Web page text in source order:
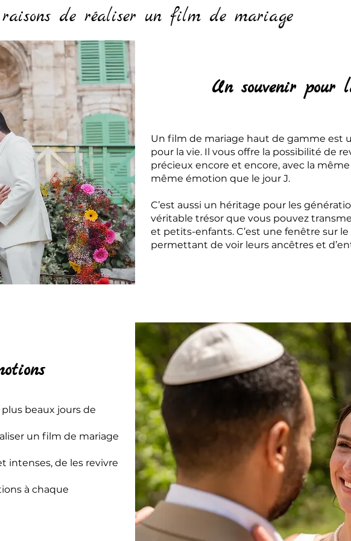
de réaliser un film de mariage
Un souvenir pour
Un film de mariage haut de gamme est
pour la vie. Il vous offre la possibilité de
précieux encore et encore, avec la
même émotion que le jour J.
C’est aussi un héritage pour les
véritable trésor que vous pouvez
et petits-enfants. C’est une fenêtre sur le
permettant de voir leurs ancêtres et
beaux jours de
un film de mariage
intenses, de les revivre
à chaque